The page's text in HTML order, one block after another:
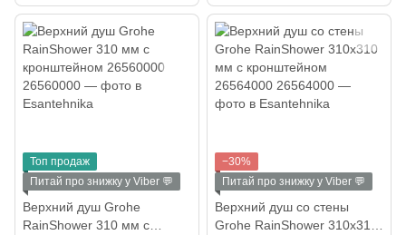
Топ продаж
Питай про знижку у Viber 💬
Верхний душ Grohe
RainShower 310 мм с
−30%
Питай про знижку у Viber 💬
Верхний душ со стены
Grohe RainShower 310х310